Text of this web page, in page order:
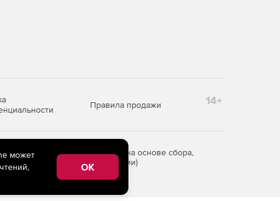
Правила продажи 14+
информации на основе сбора,
Российской Федерации)
может
OK